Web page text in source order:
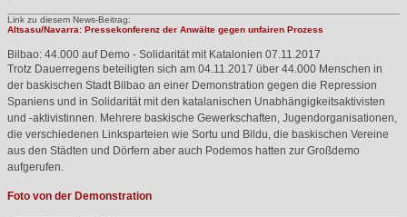
Link zu diesem News-Beitrag:
Altsasu/Navarra: Pressekonferenz der Anwälte gegen unfairen Prozess
Bilbao: 44.000 auf Demo - Solidarität mit Katalonien 07.11.2017
Trotz Dauerregens beteiligten sich am 04.11.2017 über 44.000 Menschen in
der baskischen Stadt Bilbao an einer Demonstration gegen die Repression
Spaniens und in Solidarität mit den katalanischen Unabhängigkeitsaktivisten
und -aktivistinnen. Mehrere baskische Gewerkschaften, Jugendorganisationen,
die verschiedenen Linksparteien wie Sortu und Bildu, die baskischen Vereine
aus den Städten und Dörfern aber auch Podemos hatten zur Großdemo
aufgerufen.
Foto von der Demonstration